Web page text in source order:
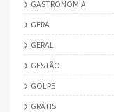
GASTRONOMIA
GERA
GERAL
GESTÃO
GOLPE
GRÁTIS